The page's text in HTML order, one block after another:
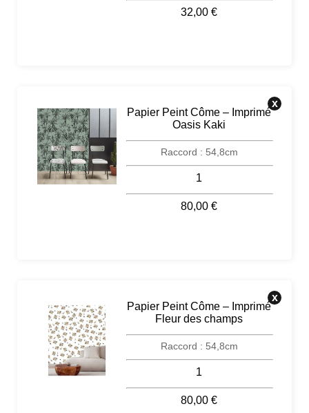
32,00 €
x
Papier Peint Côme – Imprimé
Oasis Kaki
1
80,00 €
x
Papier Peint Côme – Imprimé
Fleur des champs
1
80,00 €